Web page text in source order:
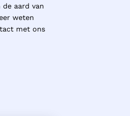
aard van
weten
met ons